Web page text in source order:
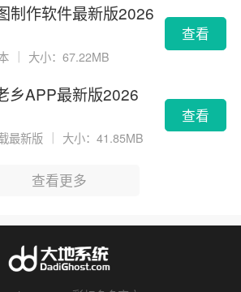
制作软件最新版2026
｜ 大小：67.22MB
查看
乡APP最新版2026
最新版 大小：41.85MB
查看
查看更多